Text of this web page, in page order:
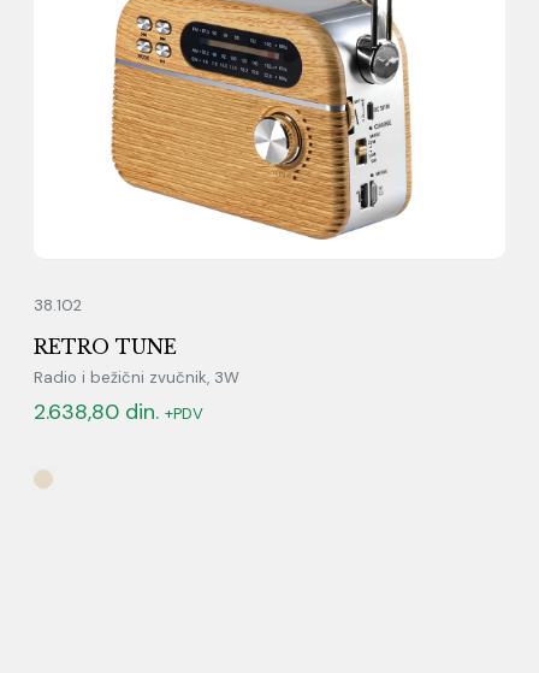
38.102
RETRO TUNE
Radio i bežični zvučnik, 3W
2.638,80 din. +PDV